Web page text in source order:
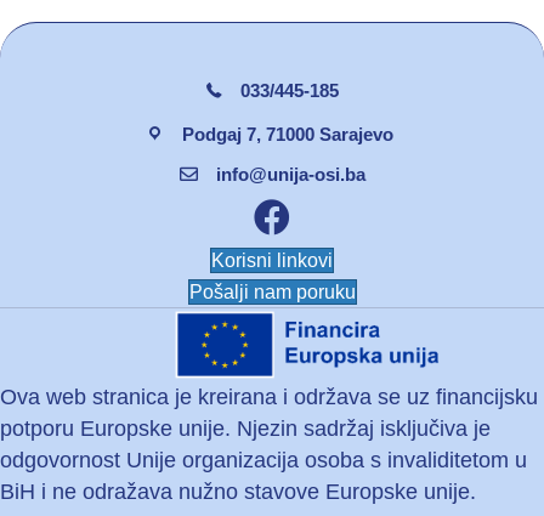
033/445-185
Podgaj 7, 71000 Sarajevo
info@unija-osi.ba
Facebook unija osi
Korisni linkovi
Pošalji nam poruku
Ova web stranica je kreirana i održava se uz financijsku
potporu Europske unije. Njezin sadržaj isključiva je
odgovornost Unije organizacija osoba s invaliditetom u
BiH i ne odražava nužno stavove Europske unije.